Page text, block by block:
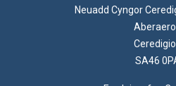
Neuadd Cyngor
SA46